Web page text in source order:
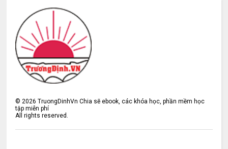
©2026 TruongDinhVn Chia sẽ ebook, các khóa học, phần mềm học
tập miễn phí
All rights reserved.